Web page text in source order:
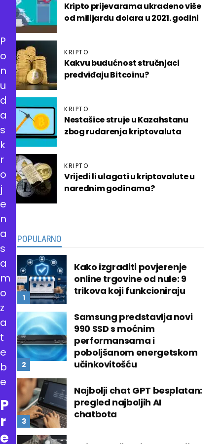
Kripto prijevarama ukradeno više
od milijardu dolara u 2021. godini
KRIPTO
Kakvu budućnost stručnjaci
predviđaju Bitcoinu?
KRIPTO
Nestašice struje u Kazahstanu
zbog rudarenja kriptovaluta
KRIPTO
Vrijedi li ulagati u kriptovalute u
narednim godinama?
POPULARNO
Kako izgraditi povjerenje
online trgovine od nule: 9
trikova koji funkcioniraju
Samsung predstavlja novi
990 SSD s moćnim
performansama i
poboljšanom energetskom
učinkovitošću
Najbolji chat GPT besplatan:
pregled najboljih AI
chatbota
P
o
n
u
d
a
s
k
r
o
j
e
n
a
s
a
m
o
z
a
t
e
b
e
P
r
e